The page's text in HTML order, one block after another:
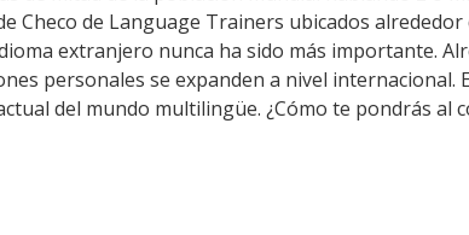
Checo de Language Trainers ubicados
extranjero nunca ha sido más importante.
personales se expanden a nivel
del mundo multilingüe. ¿Cómo te pondrás al